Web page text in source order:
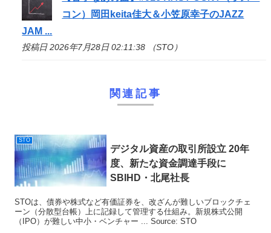
コン）岡田keita佳大＆小笠原幸子のJAZZ
JAM ...
投稿日 2026年7月28日 02:11:38 （STO）
関連記事
STO
デジタル資産の取引所設立 20年
度、新たな資金調達手段に
SBIHD・北尾社長
STOは、債券や株式など有価証券を、改ざんが難しいブロックチェ
ーン（分散型台帳）上に記録して管理する仕組み。新規株式公開
（IPO）が難しい中小・ベンチャー ... Source: STO